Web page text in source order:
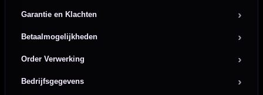
Garantie en Klachten
Betaalmogelijkheden
Order Verwerking
Bedrijfsgegevens